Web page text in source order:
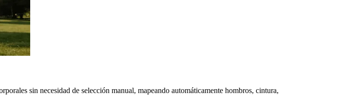
sin necesidad de selección manual, mapeando automáticamente hombros, cintura,